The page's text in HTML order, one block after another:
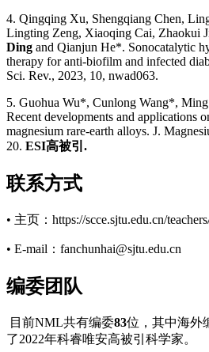
4. Qingqing Xu, Shengqiang Chen,
Lingting Zeng, Xiaoqing Cai, Zhaokui
Ding and Qianjun He*. Sonocatalytic
therapy for anti-biofilm and infected
Sci. Rev., 2023, 10, nwad063.
5. Guohua Wu*, Cunlong Wang*, Ming
Recent developments and applications
magnesium rare-earth alloys. J.
20. ESI高被引.
联系方式
• 主页：https://scce.sjtu.edu.cn/
• E-mail：fanchunhai@sjtu.edu.cn
编委团队
目前NML共有编委83位，其中海外
了2022年科睿唯安高被引科学家。